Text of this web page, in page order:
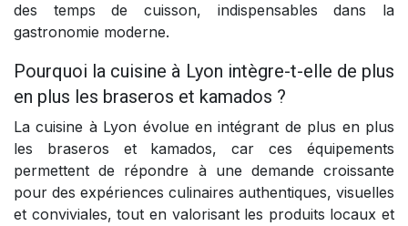
des temps de cuisson, indispensables dans la
gastronomie moderne.
Pourquoi la cuisine à Lyon intègre-t-elle de plus
en plus les braseros et kamados ?
La cuisine à Lyon évolue en intégrant de plus en plus
les braseros et kamados, car ces équipements
permettent de répondre à une demande croissante
pour des expériences culinaires authentiques, visuelles
et conviviales, tout en valorisant les produits locaux et